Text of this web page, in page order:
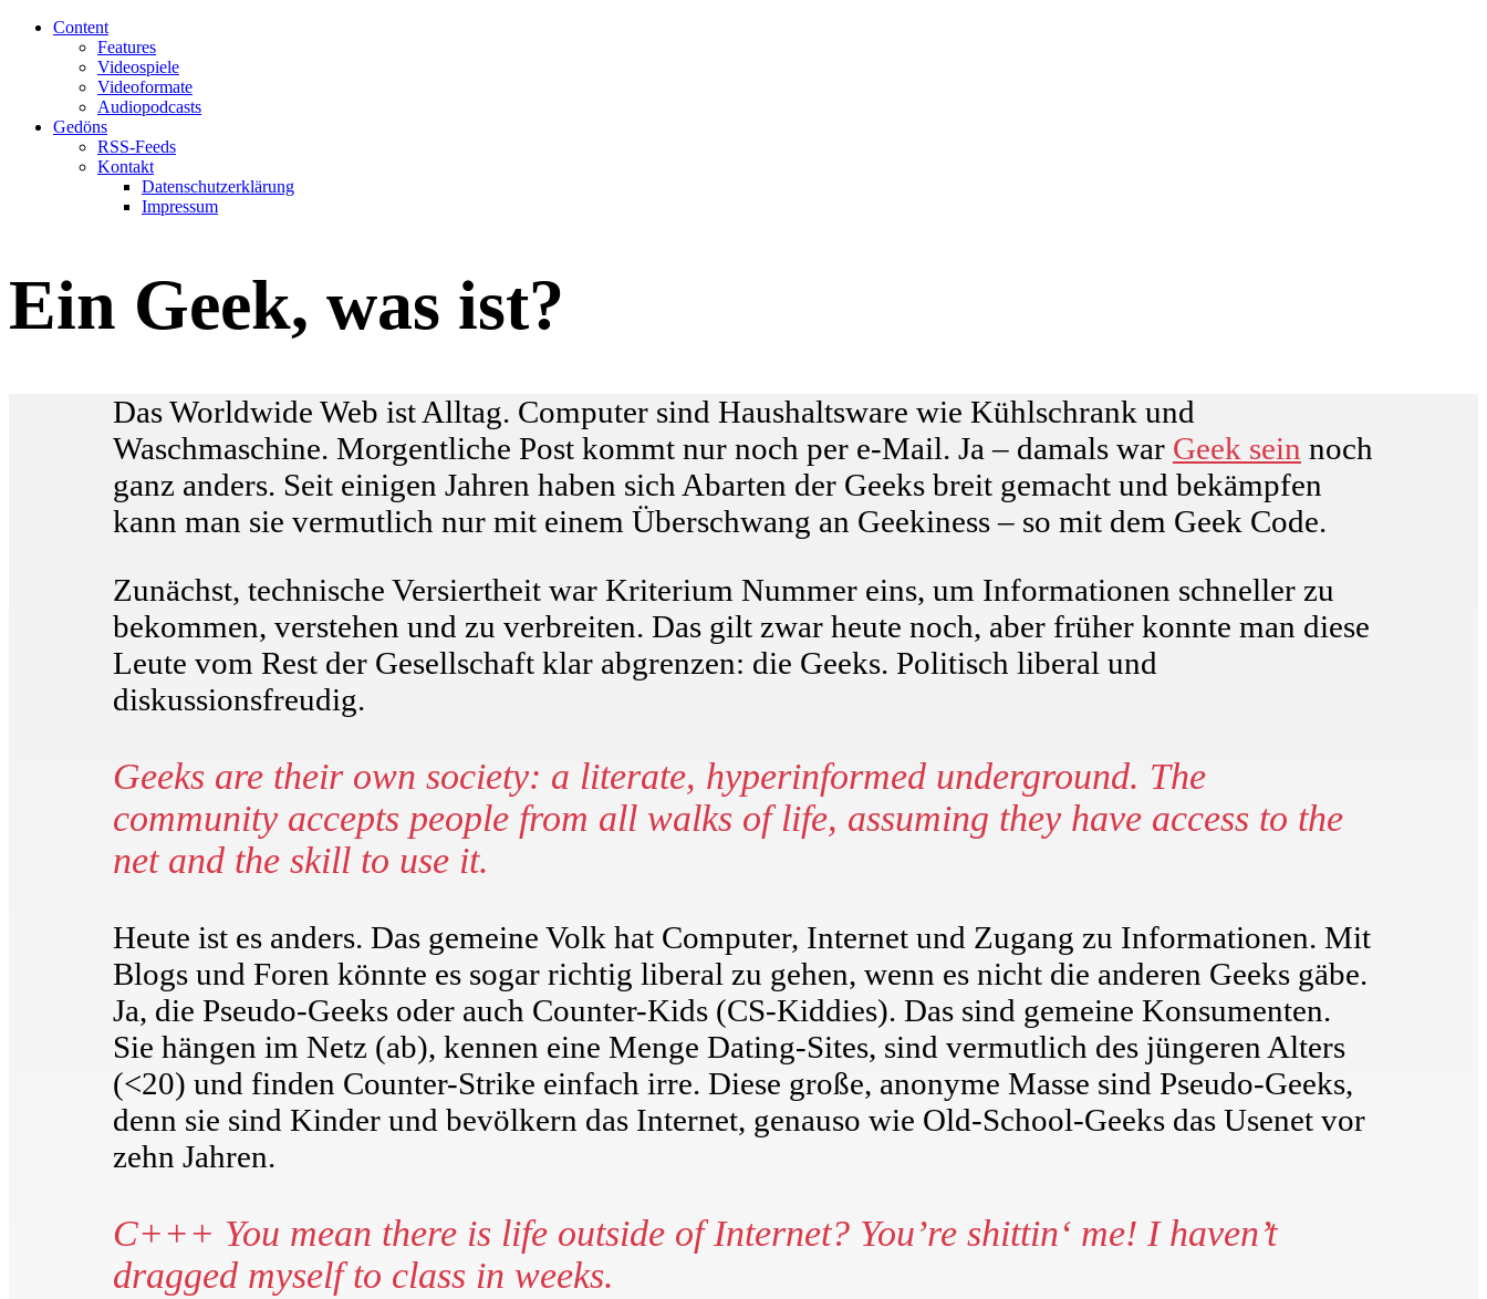
Content
Features
Videospiele
Videoformate
Audiopodcasts
Gedöns
RSS-Feeds
Kontakt
Datenschutzerklärung
Impressum
Ein Geek, was ist?
Das Worldwide Web ist Alltag. Computer sind Haushaltsware wie Kühlschrank und
Waschmaschine. Morgentliche Post kommt nur noch per e-Mail. Ja – damals war Geek sein noch
ganz anders. Seit einigen Jahren haben sich Abarten der Geeks breit gemacht und bekämpfen
kann man sie vermutlich nur mit einem Überschwang an Geekiness – so mit dem Geek Code.
Zunächst, technische Versiertheit war Kriterium Nummer eins, um Informationen schneller zu
bekommen, verstehen und zu verbreiten. Das gilt zwar heute noch, aber früher konnte man diese
Leute vom Rest der Gesellschaft klar abgrenzen: die Geeks. Politisch liberal und
diskussionsfreudig.
Geeks are their own society: a literate, hyperinformed underground. The
community accepts people from all walks of life, assuming they have access to the
net and the skill to use it.
Heute ist es anders. Das gemeine Volk hat Computer, Internet und Zugang zu Informationen. Mit
Blogs und Foren könnte es sogar richtig liberal zu gehen, wenn es nicht die anderen Geeks gäbe.
Ja, die Pseudo-Geeks oder auch Counter-Kids (CS-Kiddies). Das sind gemeine Konsumenten.
Sie hängen im Netz (ab), kennen eine Menge Dating-Sites, sind vermutlich des jüngeren Alters
(<20) und finden Counter-Strike einfach irre. Diese große, anonyme Masse sind Pseudo-Geeks,
denn sie sind Kinder und bevölkern das Internet, genauso wie Old-School-Geeks das Usenet vor
zehn Jahren.
C+++ You mean there is life outside of Internet? You’re shittin‘ me! I haven’t
dragged myself to class in weeks.